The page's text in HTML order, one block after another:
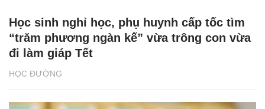
HỌC ĐƯỜNG
Học sinh nghỉ học, phụ huynh cấp tốc tìm
“trăm phương ngàn kế” vừa trông con vừa
đi làm giáp Tết